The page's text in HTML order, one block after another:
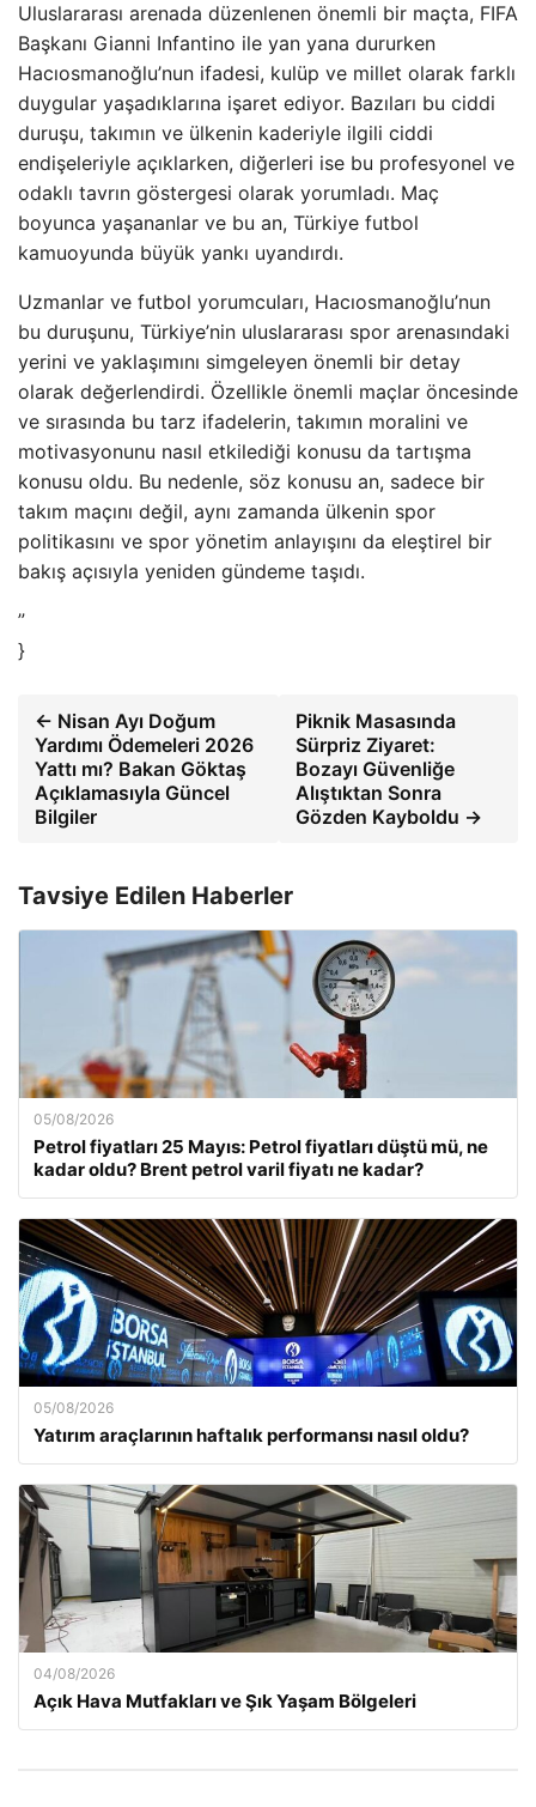
Uluslararası arenada düzenlenen önemli bir maçta, FIFA
Başkanı Gianni Infantino ile yan yana dururken
Hacıosmanoğlu’nun ifadesi, kulüp ve millet olarak farklı
duygular yaşadıklarına işaret ediyor. Bazıları bu ciddi
duruşu, takımın ve ülkenin kaderiyle ilgili ciddi
endişeleriyle açıklarken, diğerleri ise bu profesyonel ve
odaklı tavrın göstergesi olarak yorumladı. Maç
boyunca yaşananlar ve bu an, Türkiye futbol
kamuoyunda büyük yankı uyandırdı.
Uzmanlar ve futbol yorumcuları, Hacıosmanoğlu’nun
bu duruşunu, Türkiye’nin uluslararası spor arenasındaki
yerini ve yaklaşımını simgeleyen önemli bir detay
olarak değerlendirdi. Özellikle önemli maçlar öncesinde
ve sırasında bu tarz ifadelerin, takımın moralini ve
motivasyonunu nasıl etkilediği konusu da tartışma
konusu oldu. Bu nedenle, söz konusu an, sadece bir
takım maçını değil, aynı zamanda ülkenin spor
politikasını ve spor yönetim anlayışını da eleştirel bir
bakış açısıyla yeniden gündeme taşıdı.
”
}
← Nisan Ayı Doğum
Yardımı Ödemeleri 2026
Yattı mı? Bakan Göktaş
Açıklamasıyla Güncel
Bilgiler
Piknik Masasında
Sürpriz Ziyaret:
Bozayı Güvenliğe
Alıştıktan Sonra
Gözden Kayboldu →
Tavsiye Edilen Haberler
05/08/2026
Petrol fiyatları 25 Mayıs: Petrol fiyatları düştü mü, ne
kadar oldu? Brent petrol varil fiyatı ne kadar?
05/08/2026
Yatırım araçlarının haftalık performansı nasıl oldu?
04/08/2026
Açık Hava Mutfakları ve Şık Yaşam Bölgeleri